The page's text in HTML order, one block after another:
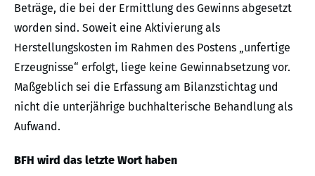
Beträge, die bei der Ermittlung des Gewinns abgesetzt
worden sind. Soweit eine Aktivierung als
Herstellungskosten im Rahmen des Postens „unfertige
Erzeugnisse“ erfolgt, liege keine Gewinnabsetzung vor.
Maßgeblich sei die Erfassung am Bilanzstichtag und
nicht die unterjährige buchhalterische Behandlung als
Aufwand.
BFH wird das letzte Wort haben